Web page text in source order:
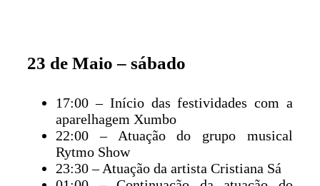
23 de Maio – sábado
17:00 – Início das festividades com a
aparelhagem Xumbo
22:00 – Atuação do grupo musical
Rytmo Show
23:30 – Atuação da artista Cristiana Sá